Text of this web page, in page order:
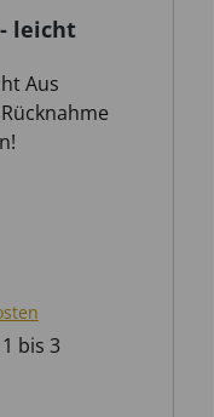
leicht
Aus
bis 3